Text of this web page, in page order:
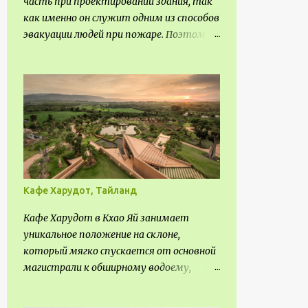
января
10
ноября 6
октября 8
сентября 8
августа 8
мая 17
апреля
как именно он служит одним из способов
эвакуации людей при пожаре. Поэтому
выполнять правильный расчет. Все
особенности рассмотрим в данной
статье.
Кафе Харудот, Тайланд
Кафе Харудот в Кхао Яй занимает
уникальное положение на склоне,
который мягко спускается от основной
магистрали к обширному водоему,